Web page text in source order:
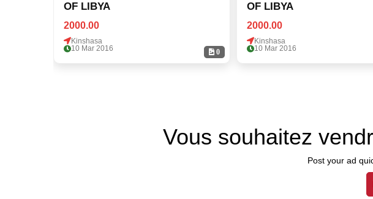
0
OF LIBYA
2000.00
Kinshasa
10 Mar 2016
OF LIBYA
2000.00
Kinshasa
10 Mar 2016
Vous souhaitez
Post your ad